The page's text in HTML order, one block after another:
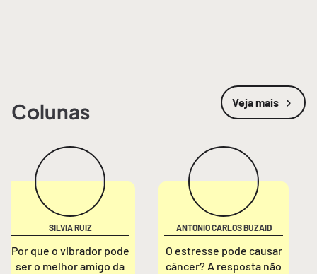
Colunas Veja mais
SILVIA RUIZ
Por que o vibrador pode
ser o melhor amigo da
ANTONIO CARLOS BUZAID
O estresse pode causar
câncer? A resposta não